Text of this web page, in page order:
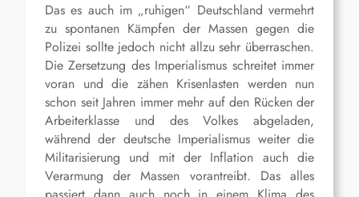
Das es auch im „ruhigen“ Deutschland vermehrt
zu spontanen Kämpfen der Massen gegen die
Polizei sollte jedoch nicht allzu sehr überraschen.
Die Zersetzung des Imperialismus schreitet immer
voran und die zähen Krisenlasten werden nun
schon seit Jahren immer mehr auf den Rücken der
Arbeiterklasse und des Volkes abgeladen,
während der deutsche Imperialismus weiter die
Militarisierung und mit der Inflation auch die
Verarmung der Massen vorantreibt. Das alles